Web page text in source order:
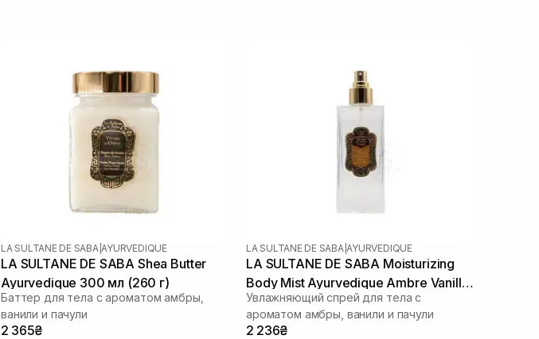
LA SULTANE DE SABA AYURVEDIQUE
LA SULTANE DE SABA Shea Butter
Ayurvedique 300 мл (260 г)
Баттер для тела с ароматом амбры,
ванили и пачули
2 365₴
LA SULTANE DE SABA AYURVEDIQUE
LA SULTANE DE SABA Moisturizing
Body Mist Ayurvedique Ambre Vanille
Patchouli 200 мл
Увлажняющий спрей для тела с
ароматом амбры, ванили и пачули
2 236₴